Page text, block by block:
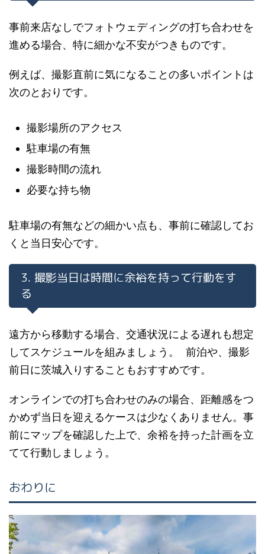
事前来店なしでフォトウェディングの打ち合わせを
進める場合、特に細かな不安がつきものです。
例えば、撮影直前に気になることの多いポイントは
次のとおりです。
撮影場所のアクセス
駐車場の有無
撮影時間の流れ
必要な持ち物
駐車場の有無などの細かい点も、事前に確認してお
くと当日安心です。
3. 撮影当日は時間に余裕を持って行動をす
る
遠方から移動する場合、交通状況による遅れも想定
してスケジュールを組みましょう。 前泊や、撮影
前日に茨城入りすることもおすすめです。
オンラインでの打ち合わせのみの場合、距離感をつ
かめず当日を迎えるケースは少なくありません。事
前にマップを確認した上で、余裕を持った計画を立
てて行動しましょう。
おわりに